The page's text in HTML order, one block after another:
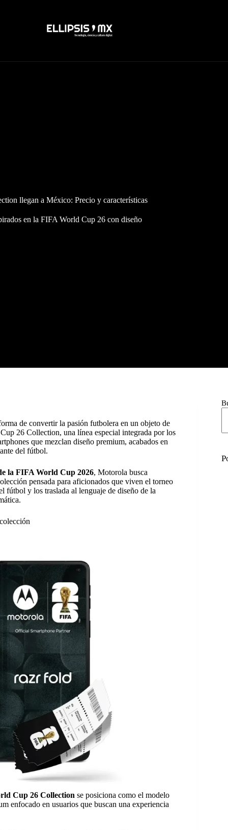
llegan a México: Precio y características
en la FIFA World Cup 26 con diseño
de convertir la pasión futbolera en un objeto de
26 Collection, una línea especial integrada por los
que mezclan diseño premium, acabados en
del fútbol.
la FIFA World Cup 2026, Motorola busca
pensada para aficionados que viven el torneo
fútbol y los traslada al lenguaje de diseño de la
Cup 26 Collection se posiciona como el modelo
enfocado en usuarios que buscan una experiencia